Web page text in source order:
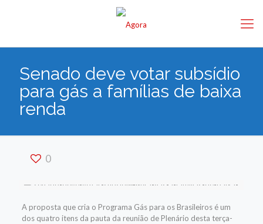
Senado deve votar subsídio
para gás a famílias de baixa
renda
0
A proposta que cria o Programa Gás para os Brasileiros é um
dos quatro itens da pauta da reunião de Plenário desta terça-